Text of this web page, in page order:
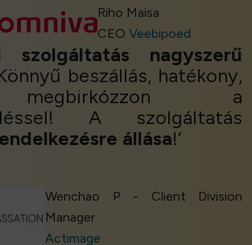
Riho Maisa
CEO Veebipoed
szolgáltatás
nagyszerű
beszállás, hatékony,
a
A szolgáltatás
állása!’
Wenchao P - Client Division
Manager
Actimage